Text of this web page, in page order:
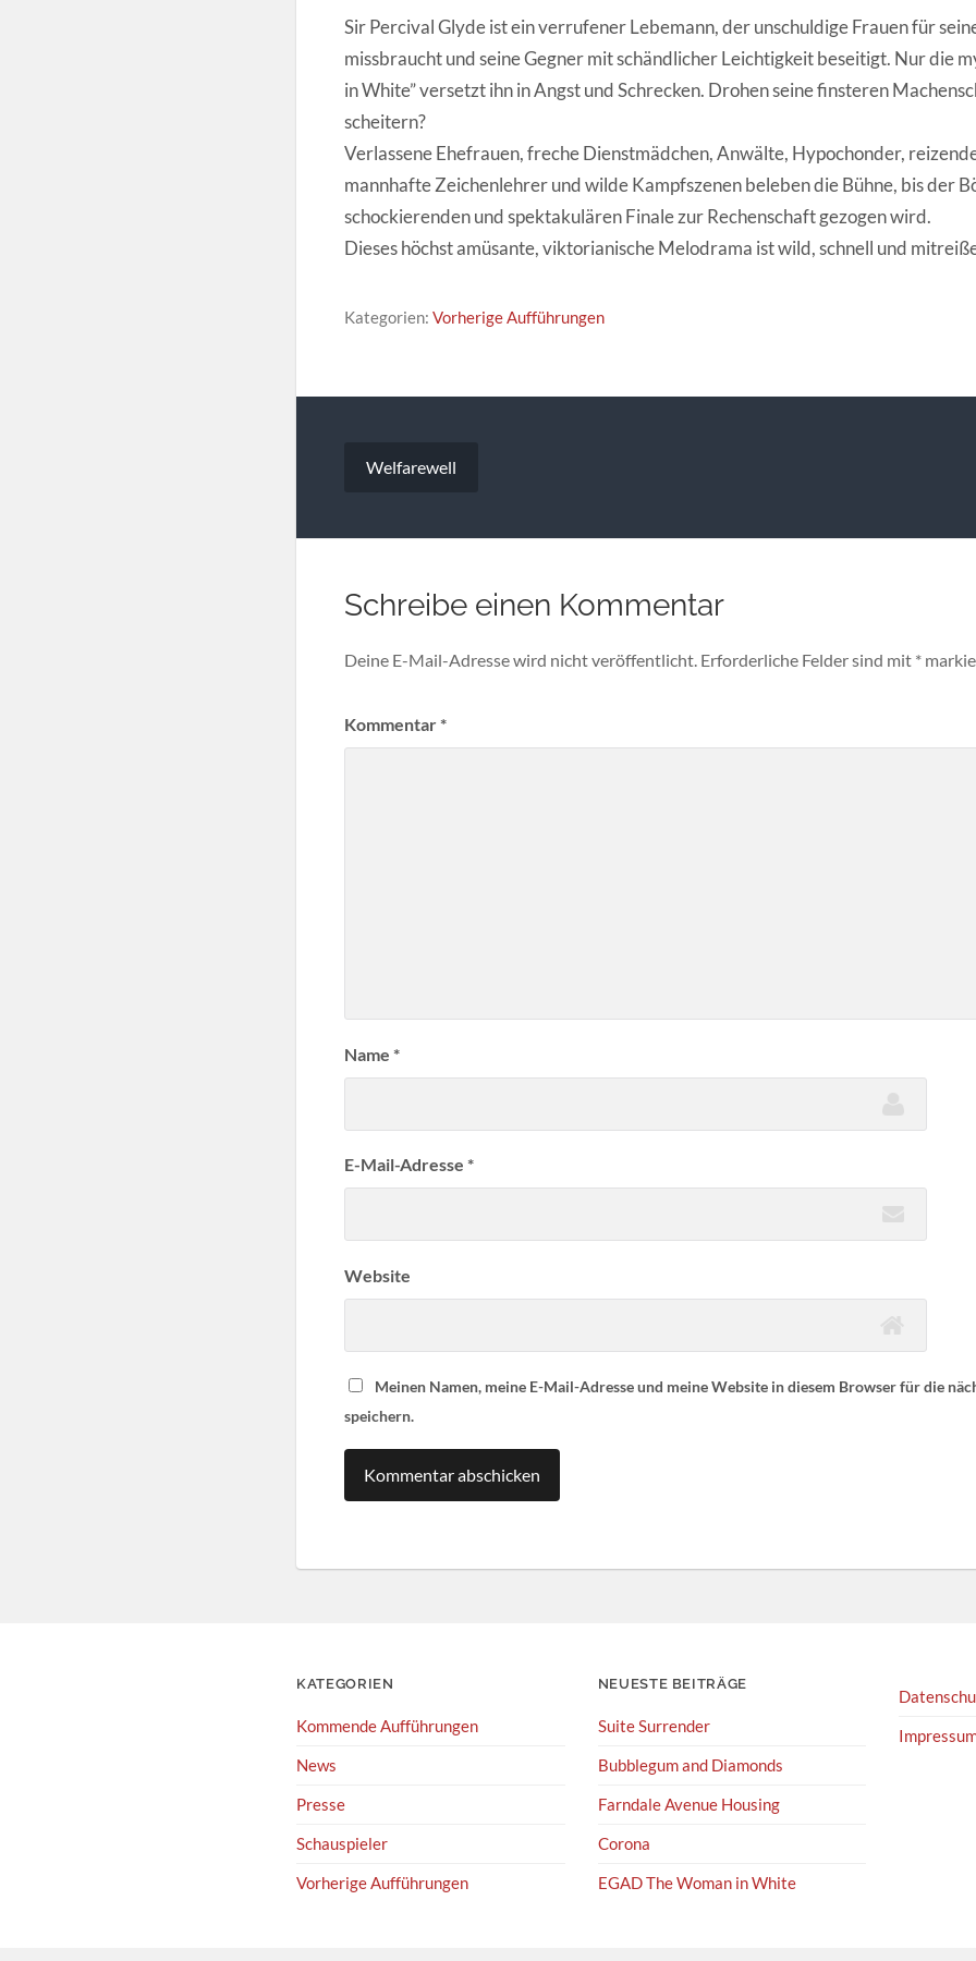
Sir Percival Glyde ist ein verrufener Lebemann, der unschuldige Frauen für
missbraucht und seine Gegner mit schändlicher Leichtigkeit beseitigt. Nur die
in White” versetzt ihn in Angst und Schrecken. Drohen seine finsteren
scheitern?
Verlassene Ehefrauen, freche Dienstmädchen, Anwälte, Hypochonder,
mannhafte Zeichenlehrer und wilde Kampfszenen beleben die Bühne, bis der
schockierenden und spektakulären Finale zur Rechenschaft gezogen wird.
Dieses höchst amüsante, viktorianische Melodrama ist wild, schnell und
Kategorien: Vorherige Aufführungen
Welfarewell
Schreibe einen Kommentar
Deine E-Mail-Adresse wird nicht veröffentlicht. Erforderliche Felder sind mit *
Kommentar*
Name *
E-Mail-Adresse *
Website
Meinen Namen, meine E-Mail-Adresse und meine Website in diesem Browser für die
speichern.
KATEGORIEN
Kommende Aufführungen
News
Presse
Schauspieler
Vorherige Aufführungen
NEUESTE BEITRÄGE
Suite Surrender
Bubblegum and Diamonds
Farndale Avenue Housing
Corona
EGAD The Woman in White